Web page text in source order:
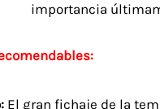
importancia
El gran fichaje de la